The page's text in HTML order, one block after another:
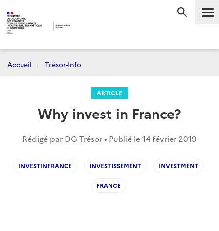
Accueil Trésor-Info
ARTICLE
Why invest in France?
Rédigé par DG Trésor • Publié le14 février 2019
INVESTINFRANCE INVESTISSEMENT INVESTMENT
FRANCE